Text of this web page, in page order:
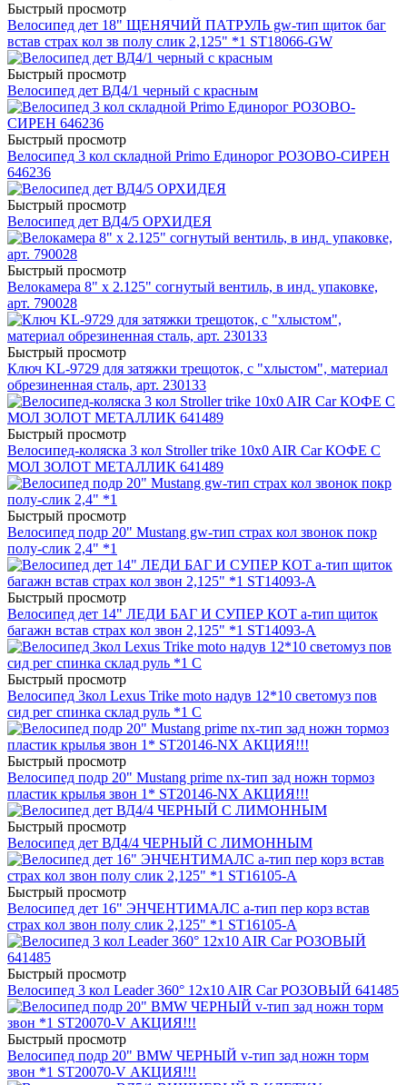
Быстрый просмотр
Велосипед дет 18" ЩЕНЯЧИЙ ПАТРУЛЬ gw-тип щиток баг
встав страх кол зв полу слик 2,125" *1 ST18066-GW
Быстрый просмотр
Велосипед дет ВД4/1 черный с красным
Быстрый просмотр
Велосипед 3 кол складной Primo Единорог РОЗОВО-СИРЕН
646236
Быстрый просмотр
Велосипед дет ВД4/5 ОРХИДЕЯ
Быстрый просмотр
Велокамера 8" x 2.125" согнутый вентиль, в инд. упаковке,
арт. 790028
Быстрый просмотр
Ключ KL-9729 для затяжки трещоток, с "хлыстом", материал
обрезиненная сталь, арт. 230133
Быстрый просмотр
Велосипед-коляска 3 кол Stroller trike 10x0 AIR Car КОФЕ С
МОЛ ЗОЛОТ МЕТАЛЛИК 641489
Быстрый просмотр
Велосипед подр 20" Mustang gw-тип страх кол звонок покр
полу-слик 2,4" *1
Быстрый просмотр
Велосипед дет 14" ЛЕДИ БАГ И СУПЕР КОТ a-тип щиток
багажн встав страх кол звон 2,125" *1 ST14093-A
Быстрый просмотр
Велосипед 3кол Lexus Trike moto надув 12*10 светомуз пов
сид рег спинка склад руль *1 С
Быстрый просмотр
Велосипед подр 20" Mustang prime nx-тип зад ножн тормоз
пластик крылья звон 1* ST20146-NX АКЦИЯ!!!
Быстрый просмотр
Велосипед дет ВД4/4 ЧЕРНЫЙ С ЛИМОННЫМ
Быстрый просмотр
Велосипед дет 16" ЭНЧЕНТИМАЛС a-тип пер корз встав
страх кол звон полу слик 2,125" *1 ST16105-A
Быстрый просмотр
Велосипед 3 кол Leader 360° 12x10 AIR Car РОЗОВЫЙ 641485
Быстрый просмотр
Велосипед подр 20" BMW ЧЕРНЫЙ v-тип зад ножн торм
звон *1 ST20070-V АКЦИЯ!!!